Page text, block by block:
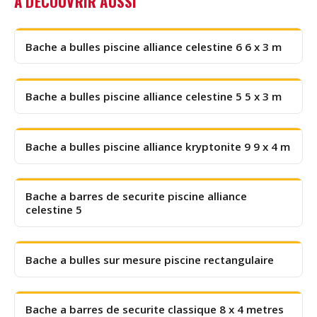
Bache a bulles piscine alliance celestine 6 6 x 3 m
Bache a bulles piscine alliance celestine 5 5 x 3 m
Bache a bulles piscine alliance kryptonite 9 9 x 4 m
Bache a barres de securite piscine alliance
celestine 5
Bache a bulles sur mesure piscine rectangulaire
Bache a barres de securite classique 8 x 4 metres